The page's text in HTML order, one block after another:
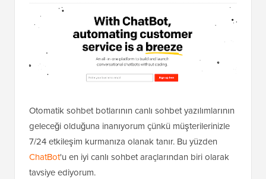
Otomatik sohbet botlarının canlı sohbet yazılımlarının
geleceği olduğuna inanıyorum çünkü müşterilerinizle
7/24 etkileşim kurmanıza olanak tanır. Bu yüzden
ChatBot'u en iyi canlı sohbet araçlarından biri olarak
tavsiye ediyorum.